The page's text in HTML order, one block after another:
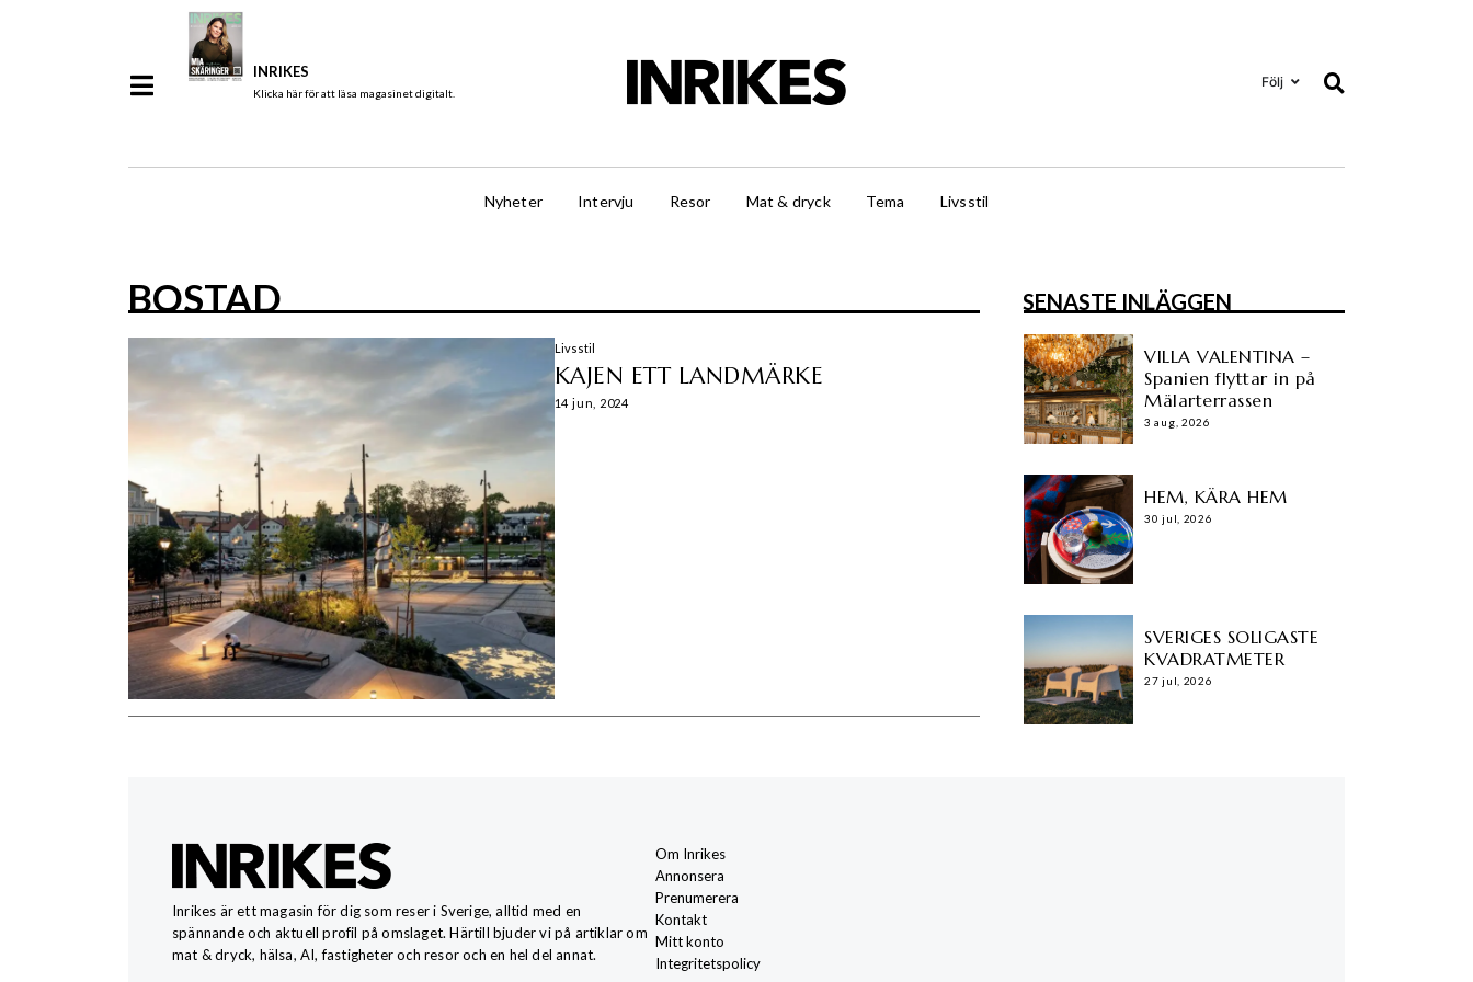
INRIKES
Klicka här för att läsa magasinet digitalt.
Följ
Nyheter Intervju Resor Mat & dryck Tema Livsstil
BOSTAD
Livsstil
KAJEN ETT LANDMÄRKE
14 jun, 2024
SENASTE INLÄGGEN
VILLA VALENTINA –
Spanien flyttar in på
Mälarterrassen
3 aug, 2026
HEM, KÄRA HEM
30 jul, 2026
SVERIGES SOLIGASTE
KVADRATMETER
27 jul, 2026
Inrikes är ett magasin för dig som reser i Sverige, alltid med en
spännande och aktuell profil på omslaget. Härtill bjuder vi på artiklar om
mat & dryck, hälsa, AI, fastigheter och resor och en hel del annat.
Om Inrikes
Annonsera
Prenumerera
Kontakt
Mitt konto
Integritetspolicy